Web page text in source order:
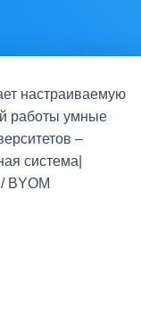
настраиваемую
работы умные
–
система|
BYOM